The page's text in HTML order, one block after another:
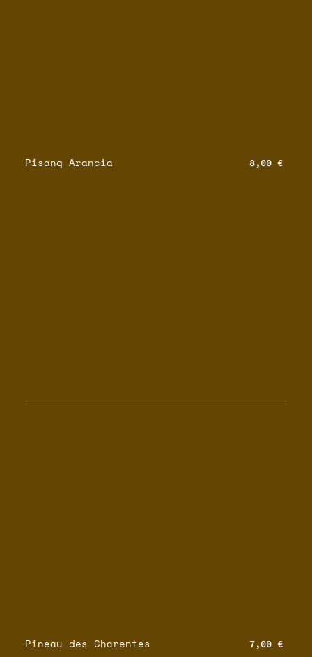
Pisang Arancia 8,00 €
Pineau des Charentes 7,00 €